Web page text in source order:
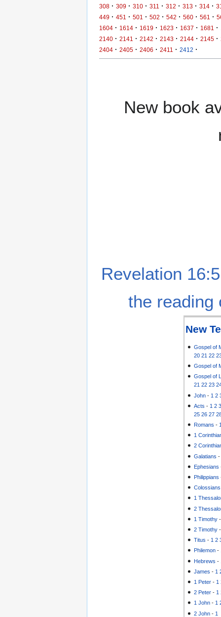
308 · 309 · 310 · 311 · 312 · 313 · 314 ·
449 · 451 · 501 · 502 · 542 · 560 · 561 ·
1604 · 1614 · 1619 · 1623 · 1637 · 1681 ·
2140 · 2141 · 2142 · 2143 · 2144 · 2145 ·
2404 · 2405 · 2406 · 2411 · 2412 ·
New book
Revelation
the reading
New
Gospel of
20 21 22
Gospel of
Gospel of
21 22 23
John - 1 2
Acts - 1 2
25 26 27
Romans -
1
2
Galatians
Ephesians
Philippians
Colossians
1
2
1 Timothy
2 Timothy
Titus - 1 2
Philemon -
Hebrews -
James - 1
1 Peter - 1
2 Peter - 1
1 John -1
2 John - 1